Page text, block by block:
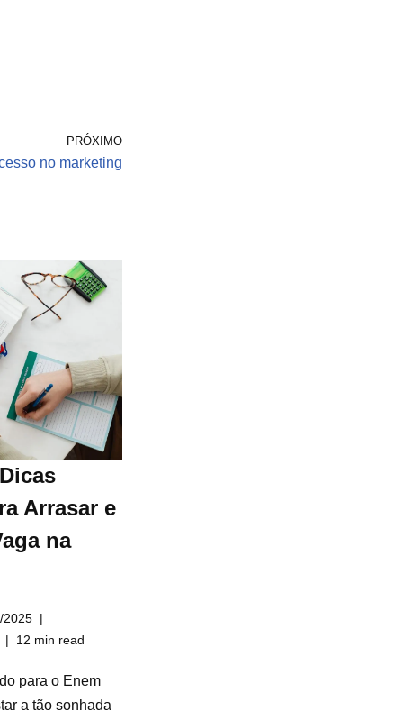
PRÓXIMO
no marketing
Arrasar e
na
2025
12 min read
para o Enem
a tão sonhada